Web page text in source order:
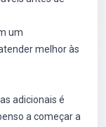
um
melhor às
adicionais é
a começar a